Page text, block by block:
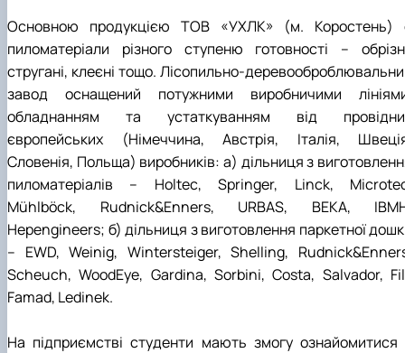
Основною продукцією ТОВ «УХЛК» (м. Коростень)
пиломатеріали різного ступеню готовності –
стругані, клеєні тощо. Лісопильно-
завод оснащений потужними виробничими
обладнанням та устаткуванням від
європейських (Німеччина, Австрія, Італія,
Словенія, Польща) виробників: а) дільниця з
пиломатеріалів – Holtec, Springer, Linck,
Mühlböck, Rudnick&Enners, URBAS, BEKA,
Hepengineers; б) дільниця з виготовлення паркетної
– EWD, Weinig, Wintersteiger, Shelling,
Scheuch, WoodEye, Gardina, Sorbini, Costa, Salvador,
Famad, Ledinek.
На підприємстві студенти мають змогу ознайомитися